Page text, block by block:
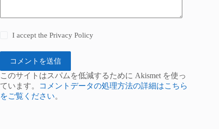
I accept thePrivacy Policy
コメントを送信
このサイトはスパムを低減するために Akismet を使っ
ています。
コメントデータの処理方法の詳細はこちら
をご覧ください。